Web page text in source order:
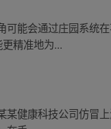
能会通过庄园系统
精准地为...
健康科技公司仿冒